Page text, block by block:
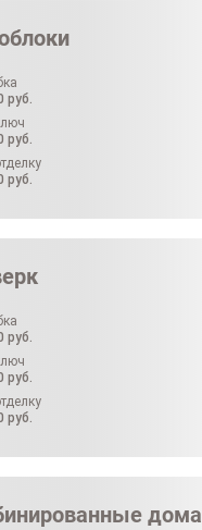
руб.
руб.
руб.
руб.
руб.
руб.
дома